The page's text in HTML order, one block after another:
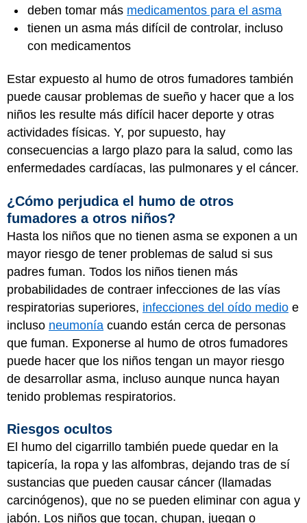
deben tomar más medicamentos para el asma
tienen un asma más difícil de controlar, incluso
con medicamentos
Estar expuesto al humo de otros fumadores también
puede causar problemas de sueño y hacer que a los
niños les resulte más difícil hacer deporte y otras
actividades físicas. Y, por supuesto, hay
consecuencias a largo plazo para la salud, como las
enfermedades cardíacas, las pulmonares y el cáncer.
¿Cómo perjudica el humo de otros
fumadores a otros niños?
Hasta los niños que no tienen asma se exponen a un
mayor riesgo de tener problemas de salud si sus
padres fuman. Todos los niños tienen más
probabilidades de contraer infecciones de las vías
respiratorias superiores, infecciones del oído medio e
incluso neumonía cuando están cerca de personas
que fuman. Exponerse al humo de otros fumadores
puede hacer que los niños tengan un mayor riesgo
de desarrollar asma, incluso aunque nunca hayan
tenido problemas respiratorios.
Riesgos ocultos
El humo del cigarrillo también puede quedar en la
tapicería, la ropa y las alfombras, dejando tras de sí
sustancias que pueden causar cáncer (llamadas
carcinógenos), que no se pueden eliminar con agua y
jabón. Los niños que tocan, chupan, juegan o